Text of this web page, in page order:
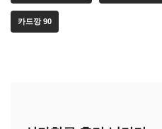
카드깡 90